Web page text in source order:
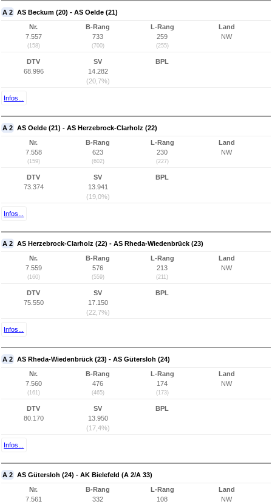
A 2 AS Beckum (20) - AS Oelde (21)
Nr.
7.557
(158)
B-Rang
733
(700)
L-Rang
259
(255)
Land
NW
DTV
68.996
SV
14.282
(20,7%)
BPL
Infos...
A 2 AS Oelde (21) - AS Herzebrock-Clarholz (22)
Nr.
7.558
(159)
B-Rang
623
(602)
L-Rang
230
(227)
Land
NW
DTV
73.374
SV
13.941
(19,0%)
BPL
Infos...
A 2 AS Herzebrock-Clarholz (22) - AS Rheda-Wiedenbrück (23)
Nr.
7.559
(160)
B-Rang
576
(559)
L-Rang
213
(211)
Land
NW
DTV
75.550
SV
17.150
(22,7%)
BPL
Infos...
A 2 AS Rheda-Wiedenbrück (23) - AS Gütersloh (24)
Nr.
7.560
(161)
B-Rang
476
(465)
L-Rang
174
(173)
Land
NW
DTV
80.170
SV
13.950
(17,4%)
BPL
Infos...
A 2 AS Gütersloh (24) - AK Bielefeld (A 2/A 33)
Nr.
7.561
B-Rang
332
L-Rang
108
Land
NW